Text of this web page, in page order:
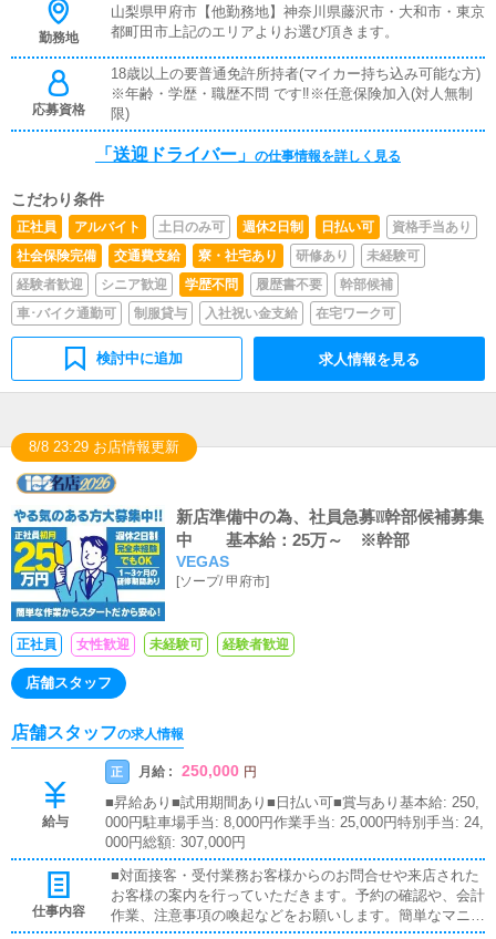
勤務地
山梨県甲府市【他勤務地】神奈川県藤沢市・大和市・東京
都町田市上記のエリアよりお選び頂きます。
応募資格
18歳以上の要普通免許所持者(マイカー持ち込み可能な方)
※年齢・学歴・職歴不問 です‼※任意保険加入(対人無制
限)
「送迎ドライバー」 の仕事情報を詳しく見る
こだわり条件
正社員 アルバイト 土日のみ可 週休2日制 日払い可
資格手当あり
社会保険完備
交通費支給 寮・社宅あり 研修あり
未経験可
経験者歓迎
シニア歓迎 学歴不問 履歴書不要
幹部候補
車･バイク通勤可
制服貸与 入社祝い金支給 在宅ワーク可
検討中に追加 求人情報を見る
8/8 23:29 お店情報更新
新店準備中の為、社員急募❕❕幹部候補募集
中 基本給：25万～ ※幹部
VEGAS
[ソープ/甲府市]
正社員 女性歓迎 未経験可 経験者歓迎
店舗スタッフ
店舗スタッフの求人情報
給与
正 月給 : 250,000 円
■昇給あり■試用期間あり■日払い可■賞与あり基本給: 250,
000円駐車場手当: 8,000円作業手当: 25,000円特別手当: 24,
000円総額: 307,000円
仕事内容
■対面接客・受付業務お客様からのお問合せや来店された
お客様の案内を行っていただきます。予約の確認や、会計
作業、注意事項の喚起などをお願いします。簡単なマニュ
アルや、先輩スタッフに付いて業務内容を見ながら徐々に